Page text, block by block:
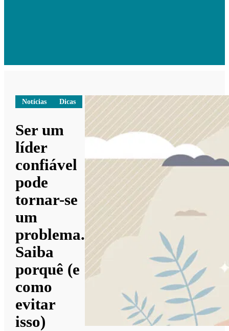
Notícias Dicas
Ser um
líder
confiável
pode
tornar-se
um
problema.
Saiba
porquê (e
como
evitar
isso)